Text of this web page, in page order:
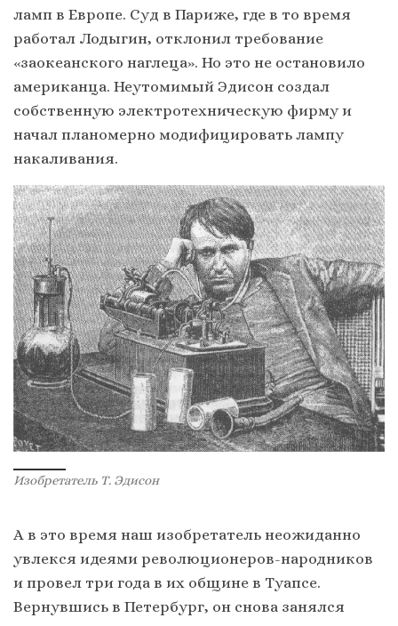
ламп в Европе. Суд в Париже, где в то время
работал Лодыгин, отклонил требование
«заокеанского наглеца». Но это не остановило
американца. Неутомимый Эдисон создал
собственную электротехническую фирму и
начал планомерно модифицировать лампу
накаливания.
Изобретатель Т. Эдисон
А в это время наш изобретатель неожиданно
увлекся идеями революционеров-народников
и провел три года в их общине в Туапсе.
Вернувшись в Петербург, он снова занялся